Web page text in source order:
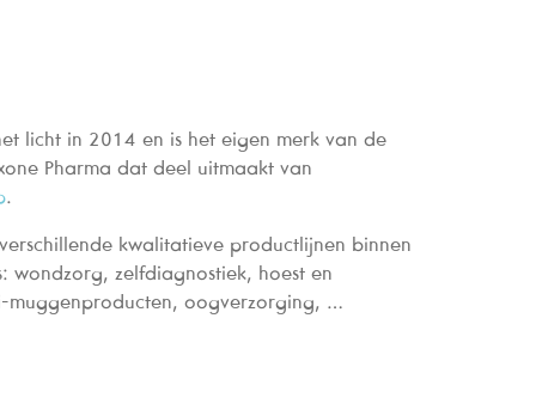
licht in 2014 en is het eigen merk van de
Pharma dat deel uitmaakt van
.
kwalitatieve productlijnen binnen
wondzorg, zelfdiagnostiek, hoest en
muggenproducten, oogverzorging, …